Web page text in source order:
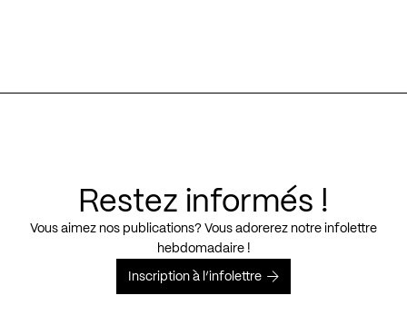
Restez informés !
Vous aimez nos publications? Vous adorerez notre infolettre
hebdomadaire !
Inscription à l’infolettre